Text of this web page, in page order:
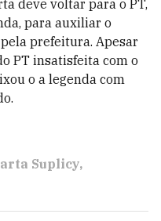
deve voltar para o PT,
para auxiliar o
prefeitura. Apesar
PT insatisfeita com o
o a legenda com
Suplicy